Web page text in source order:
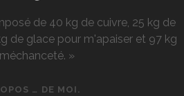
de 40 kg de cuivre, 25 kg de
de glace pour m'apaiser et 97 kg
»
… DE MOI.